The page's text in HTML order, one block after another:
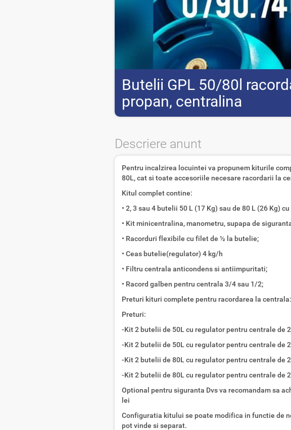
Butelii GPL 50/80l
propan, centralina
Descriere anunt
Pentru incalzirea locuintei va propunem kiturile
80L, cat si toate accesoriile necesare racordarii la
Kitul complet contine:
• 2, 3 sau 4 butelii 50 L (17 Kg) sau de 80 L (26 Kg)
• Kit minicentralina, manometru, supapa de
• Racorduri flexibile cu filet de ½ la butelie;
• Ceas butelie(regulator) 4 kg/h
• Filtru centrala anticondens si antiimpuritati;
• Racord galben pentru centrala 3/4 sau 1/2;
Preturi kituri complete pentru racordarea la centrala:
Preturi:
-Kit 2 butelii de 50L cu regulator pentru centrale de
-Kit 2 butelii de 50L cu regulator pentru centrale de
-Kit 2 butelii de 80L cu regulator pentru centrale de
-Kit 2 butelii de 80L cu regulator pentru centrale de
Optional pentru siguranta Dvs va recomandam sa
lei
Configuratia kitului se poate modifica in functie de
pot vinde si separat.